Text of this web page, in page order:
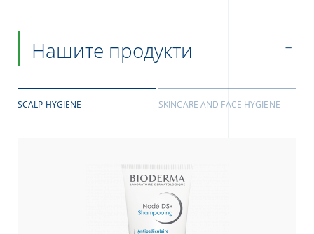
Нашите продукти
SCALP HYGIENE SKINCARE AND FACE HYGIENE